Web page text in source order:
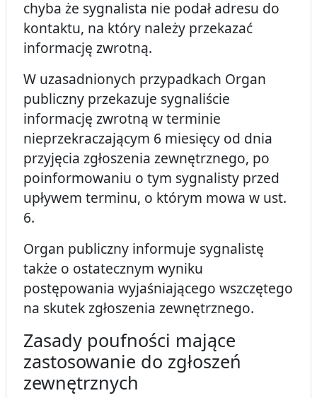
chyba że sygnalista nie podał adresu do
kontaktu, na który należy przekazać
informację zwrotną.
W uzasadnionych przypadkach Organ
publiczny przekazuje sygnaliście
informację zwrotną w terminie
nieprzekraczającym 6 miesięcy od dnia
przyjęcia zgłoszenia zewnętrznego, po
poinformowaniu o tym sygnalisty przed
upływem terminu, o którym mowa w ust.
6.
Organ publiczny informuje sygnalistę
także o ostatecznym wyniku
postępowania wyjaśniającego wszczętego
na skutek zgłoszenia zewnętrznego.
Zasady poufności mające
zastosowanie do zgłoszeń
zewnętrznych